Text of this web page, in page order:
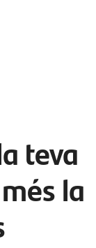
teva
la